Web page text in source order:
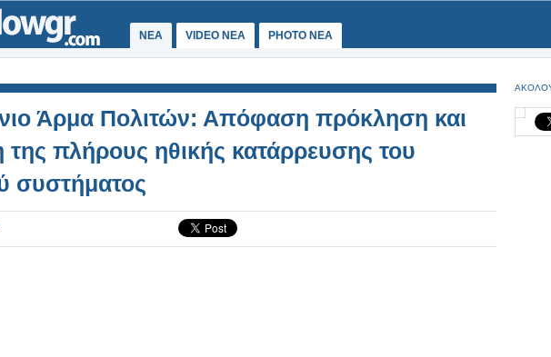
ΝΕΑ VIDEO NEA PHOTO NEA
Άρμα Πολιτών: Απόφαση πρόκληση και
της πλήρους ηθικής κατάρρευσης του
συστήματος